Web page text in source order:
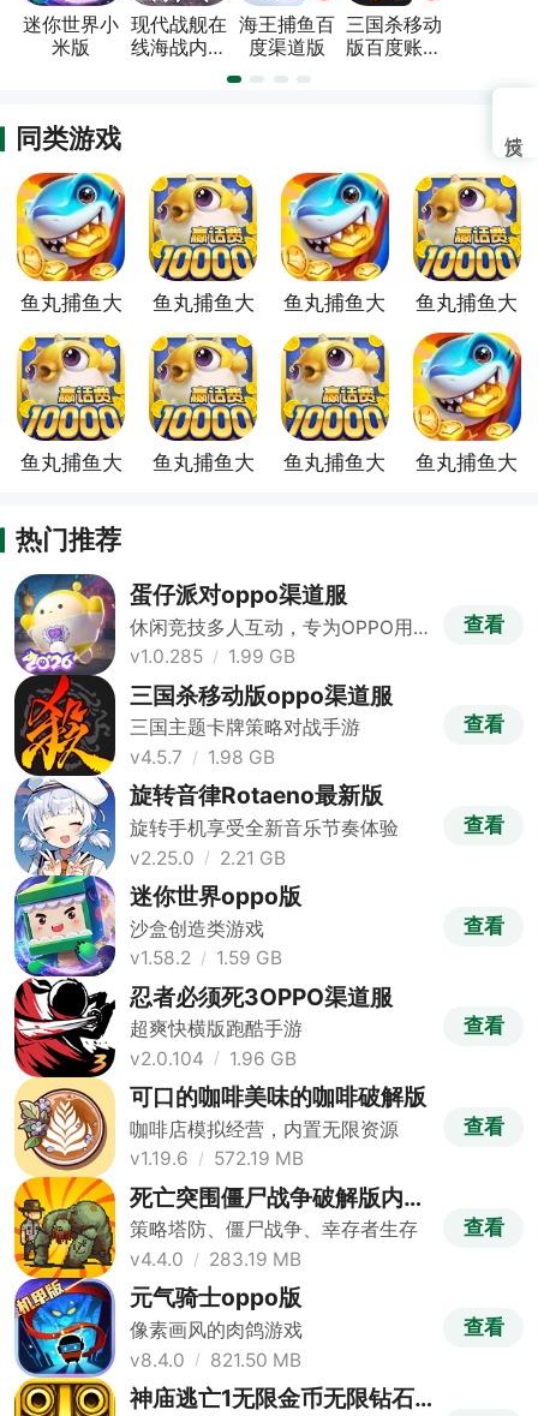
迷你世界小
米版
现代战舰在
线海战内置
海王捕鱼百
度渠道版
三国杀移动
版百度账号
同类游戏
鱼丸捕鱼大
鱼丸捕鱼大
鱼丸捕鱼大
道服
鱼丸捕鱼大
鱼丸捕鱼大
鱼丸捕鱼大
鱼丸捕鱼大
鱼丸捕鱼大
热门推荐
蛋仔派对oppo渠道服
休闲竞技多人互动，专为OPPO用户
打造
v1.0.285 1.99 GB
查看
三国杀移动版oppo渠道服
三国主题卡牌策略对战手游
v4.5.7
1.98 GB
查看
旋转音律Rotaeno最新版
旋转手机享受全新音乐节奏体验
v2.25.0
2.21 GB
查看
迷你世界oppo版
沙盒创造类游戏
v1.58.2
1.59 GB
查看
忍者必须死3OPPO渠道服
超爽快横版跑酷手游
v2.0.104
1.96 GB
查看
可口的咖啡美味的咖啡破解版
咖啡店模拟经营，内置无限资源
v1.19.6
572.19 MB
查看
死亡突围僵尸战争破解版内置
修改器版
策略塔防、僵尸战争、幸存者生存
v4.4.0
283.19 MB
查看
元气骑士oppo版
像素画风的肉鸽游戏
v8.4.0
821.50 MB
查看
神庙逃亡1无限金币无限钻石